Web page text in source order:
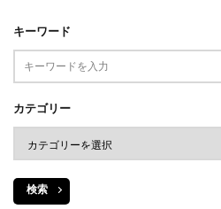
キーワード
カテゴリー
検索